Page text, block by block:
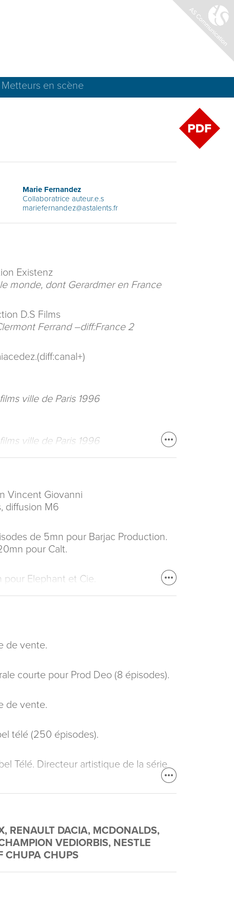
Metteurs en scène
Marie Fernandez
Collaboratrice auteur.e.s
mariefernandez@astalents.fr
Existenz
monde, dont Gerardmer en France
D.S Films
Ferrand –diff:France 2
ville de Paris 1996
ville de Paris 1996
Vincent Giovanni
diffusion M6
de 5mn pour Barjac Production.
pour Calt.
Elephant et Cie.
de vente.
courte pour Prod Deo (8 épisodes).
de vente.
télé (250 épisodes).
Télé. Directeur artistique de la série
RENAULT DACIA, MCDONALDS,
VEDIORBIS, NESTLE
CHUPA CHUPS